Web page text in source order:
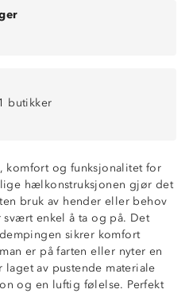
butikker
komfort og funksjonalitet for
hælkonstruksjonen gjør det
bruk av hender eller behov
enkel å ta og på. Det
sikrer komfort
er på farten eller nyter en
av pustende materiale
og en luftig følelse. Perfekt